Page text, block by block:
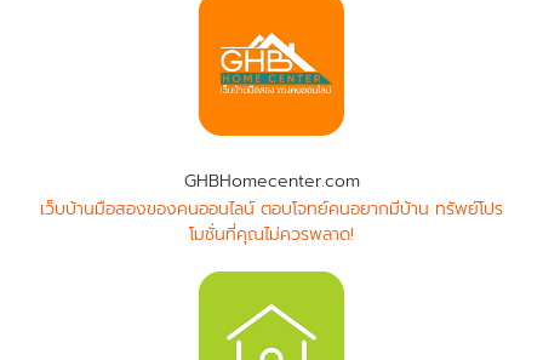
GHBHomecenter.com
เว็บบ้านมือสองของคนออนไลน์ ตอบโจทย์คนอยากมีบ้าน ทรัพย์โปร
โมชั่นที่คุณไม่ควรพลาด!